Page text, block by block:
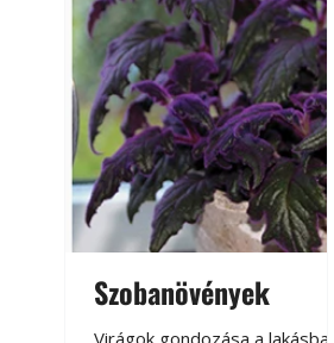
Szobanövények